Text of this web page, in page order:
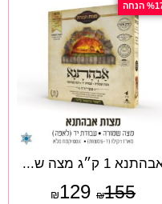
הנחה
1 ק״ג מצה ש...
₪155
₪129